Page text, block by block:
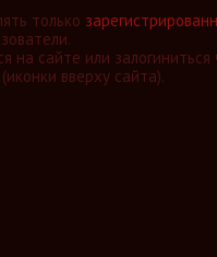
только
на сайте или залогиниться
(иконки вверху сайта).